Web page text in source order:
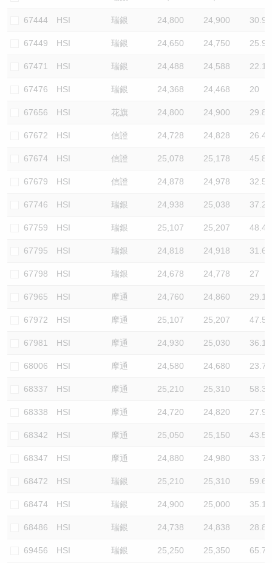
67444 HSI 瑞銀 24,800 24,900 30.9
67449 HSI 瑞銀 24,650 24,750 25.9
67471 HSI 瑞銀 24,488 24,588 22.1
67476 HSI 瑞銀 24,368 24,468 20
67656 HSI 花旗 24,800 24,900 29.8
67672 HSI 信證 24,728 24,828 26.4
67674 HSI 信證 25,078 25,178 45.8
67679 HSI 信證 24,878 24,978 32.5
67746 HSI 瑞銀 24,938 25,038 37.2
67759 HSI 瑞銀 25,107 25,207 48.4
67795 HSI 瑞銀 24,818 24,918 31.6
67798 HSI 瑞銀 24,678 24,778 27
67965 HSI 摩通 24,760 24,860 29.1
67972 HSI 摩通 25,107 25,207 47.5
67981 HSI 摩通 24,930 25,030 36.1
68006 HSI 摩通 24,580 24,680 23.7
68337 HSI 摩通 25,210 25,310 58.3
68338 HSI 摩通 24,720 24,820 27.9
68342 HSI 摩通 25,050 25,150 43.5
68347 HSI 摩通 24,880 24,980 33.7
68472 HSI 瑞銀 25,210 25,310 59.6
68474 HSI 瑞銀 24,900 25,000 35.1
68486 HSI 瑞銀 24,738 24,838 28.8
69456 HSI 瑞銀 25,250 25,350 65.7